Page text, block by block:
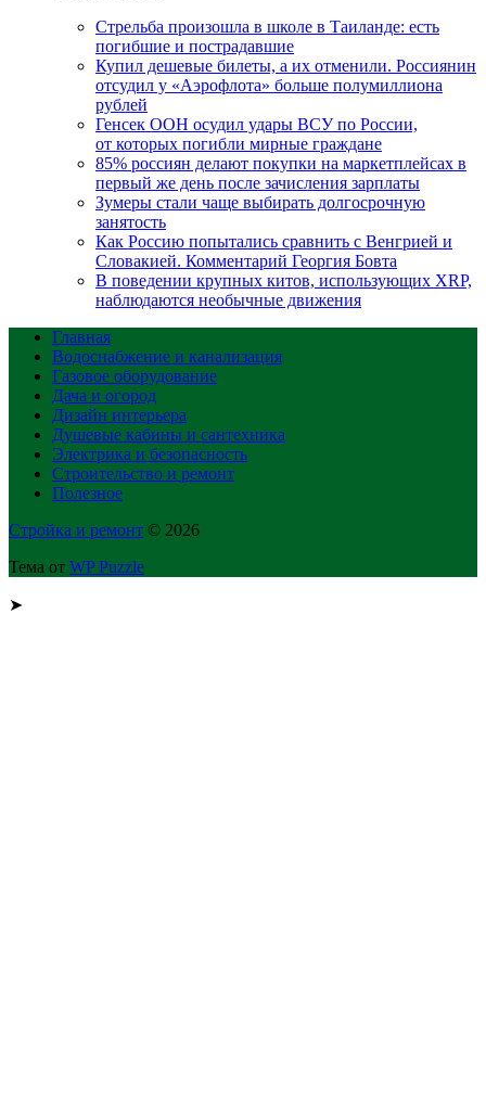
Стрельба произошла в школе в Таиланде: есть
погибшие и пострадавшие
Купил дешевые билеты, а их отменили. Россиянин
отсудил у «Аэрофлота» больше полумиллиона
рублей
Генсек ООН осудил удары ВСУ по России,
от которых погибли мирные граждане
85% россиян делают покупки на маркетплейсах в
первый же день после зачисления зарплаты
Зумеры стали чаще выбирать долгосрочную
занятость
Как Россию попытались сравнить с Венгрией и
Словакией. Комментарий Георгия Бовта
В поведении крупных китов, использующих XRP,
наблюдаются необычные движения
Главная
Водоснабжение и канализация
Газовое оборудование
Дача и огород
Дизайн интерьера
Душевые кабины и сантехника
Электрика и безопасность
Строительство и ремонт
Полезное
Стройка и ремонт © 2026
Тема от WP Puzzle
➤